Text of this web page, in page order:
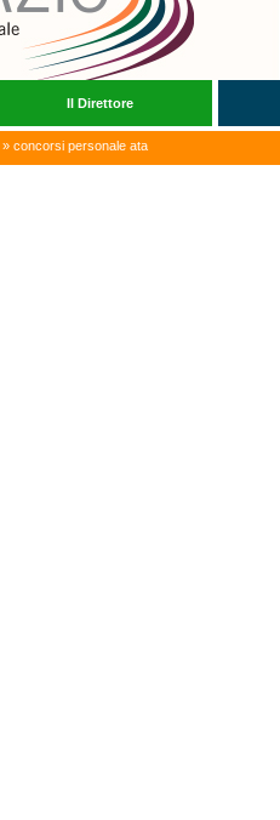
Il Direttore
» concorsi personale ata